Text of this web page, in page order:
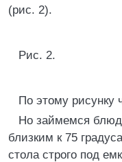
(рис. 2).
Рис. 2.
По этому рисунку
Но займемся
близким к 75
стола строго под